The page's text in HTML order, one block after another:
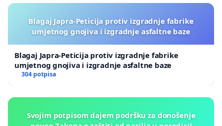
Blagaj Japra-Peticija protiv izgradnje fabrike
umjetnog gnojiva i izgradnje asfaltne baze
Blagaj Japra-Peticija protiv izgradnje fabrike
umjetnog gnojiva i izgradnje asfaltne baze
304 potpisa
Svojim potpisom dajem podršku za donošenje